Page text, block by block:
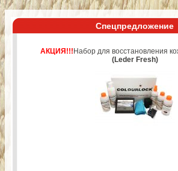
Спецпредложение
АКЦИЯ!!! Набор для восстановления
(Leder Fresh)